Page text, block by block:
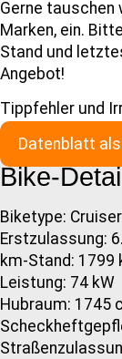
Gerne tauschen
Marken, ein.
Stand und
Angebot!
Tippfehler und
Datenblatt als
Bike-
Biketype: Cruiser
Erstzulassung:
km-Stand: 1799
Leistung: 74 kW
Hubraum: 1745